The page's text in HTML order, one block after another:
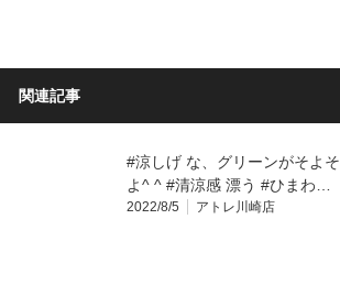
関連記事
#涼しげ な、グリーンがそよそ
よ^ ^ #清涼感 漂う #ひまわ…
2022/8/5 アトレ川崎店